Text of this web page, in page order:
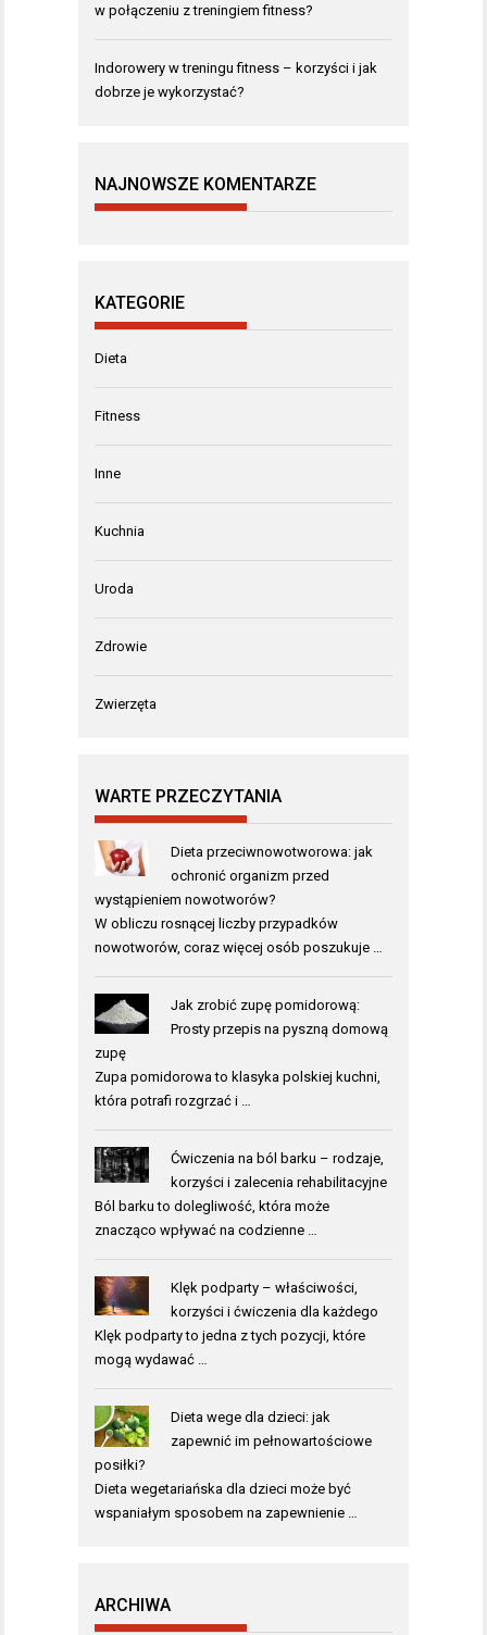
w połączeniu z treningiem fitness?
Indorowery w treningu fitness – korzyści i jak
dobrze je wykorzystać?
NAJNOWSZE KOMENTARZE
KATEGORIE
Dieta
Fitness
Inne
Kuchnia
Uroda
Zdrowie
Zwierzęta
WARTE PRZECZYTANIA
Dieta przeciwnowotworowa: jak
ochronić organizm przed
wystąpieniem nowotworów?
W obliczu rosnącej liczby przypadków
nowotworów, coraz więcej osób poszukuje …
Jak zrobić zupę pomidorową:
Prosty przepis na pyszną domową
zupę
Zupa pomidorowa to klasyka polskiej kuchni,
która potrafi rozgrzać i …
Ćwiczenia na ból barku – rodzaje,
korzyści i zalecenia rehabilitacyjne
Ból barku to dolegliwość, która może
znacząco wpływać na codzienne …
Klęk podparty – właściwości,
korzyści i ćwiczenia dla każdego
Klęk podparty to jedna z tych pozycji, które
mogą wydawać …
Dieta wege dla dzieci: jak
zapewnić im pełnowartościowe
posiłki?
Dieta wegetariańska dla dzieci może być
wspaniałym sposobem na zapewnienie …
ARCHIWA